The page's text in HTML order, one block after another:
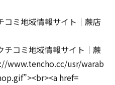
コミ地域情報サイト｜蕨店